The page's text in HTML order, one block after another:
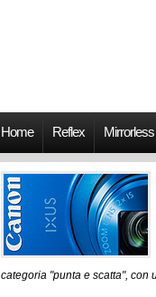
Home Reflex Mirrorless
categoria "punta e scatta", con